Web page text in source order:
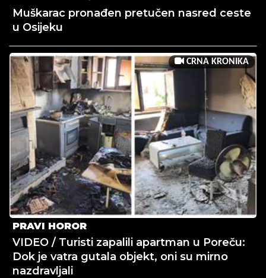
Muškarac pronađen pretučen nasred ceste
u Osijeku
CRNA KRONIKA
PRAVI HOROR
VIDEO / Turisti zapalili apartman u Poreču:
Dok je vatra gutala objekt, oni su mirno
nazdravljali